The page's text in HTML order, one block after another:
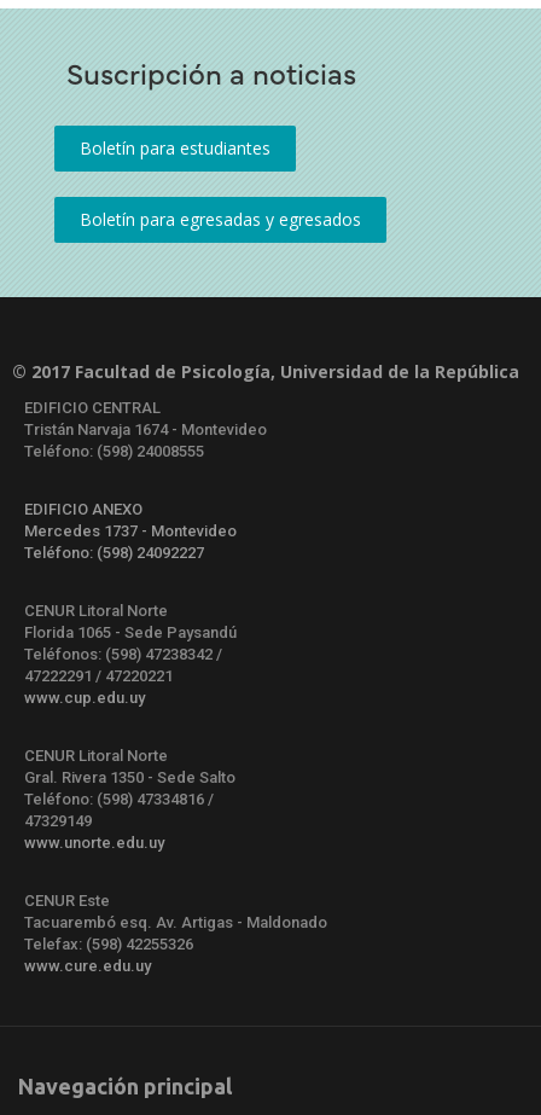
Suscripción a noticias
© 2017 Facultad de Psicología, Universidad de la República
EDIFICIO CENTRAL
Tristán Narvaja 1674 - Montevideo
Teléfono: (598) 24008555
EDIFICIO ANEXO
Mercedes 1737 - Montevideo
Teléfono: (598) 24092227
CENUR Litoral Norte
Florida 1065 - Sede Paysandú
Teléfonos: (598) 47238342 /
47222291 / 47220221
www.cup.edu.uy
CENUR Litoral Norte
Gral. Rivera 1350 - Sede Salto
Teléfono: (598) 47334816 /
47329149
www.unorte.edu.uy
CENUR Este
Tacuarembó esq. Av. Artigas - Maldonado
Telefax: (598) 42255326
www.cure.edu.uy
Navegación principal